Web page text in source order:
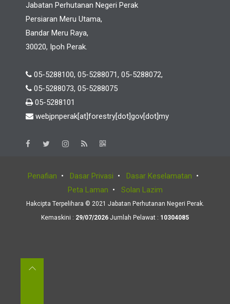
Jabatan Perhutanan Negeri Perak
Persiaran Meru Utama,
Bandar Meru Raya,
30020, Ipoh Perak.
05-5288100, 05-5288071, 05-5288072,
05-5288073, 05-5288075
05-5288101
webjpnperak[at]forestry[dot]gov[dot]my
Penafian • Dasar Privasi • Dasar Keselamatan •
Peta Laman • Solan Lazim
Hakcipta Terpelihara © 2021 Jabatan Perhutanan Negeri Perak.
Kemaskini : 29/07/2026 Jumlah Pelawat : 10304085